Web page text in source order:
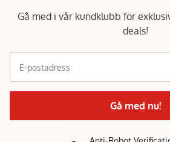
Gå med i vår kundklubb för
deals!
E-postadress
Gå med nu!